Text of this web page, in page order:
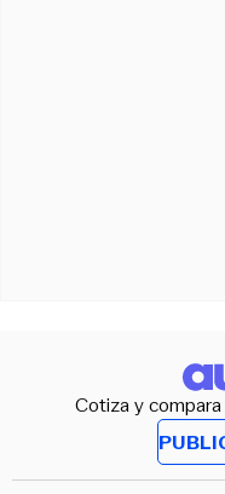
Cotiza y